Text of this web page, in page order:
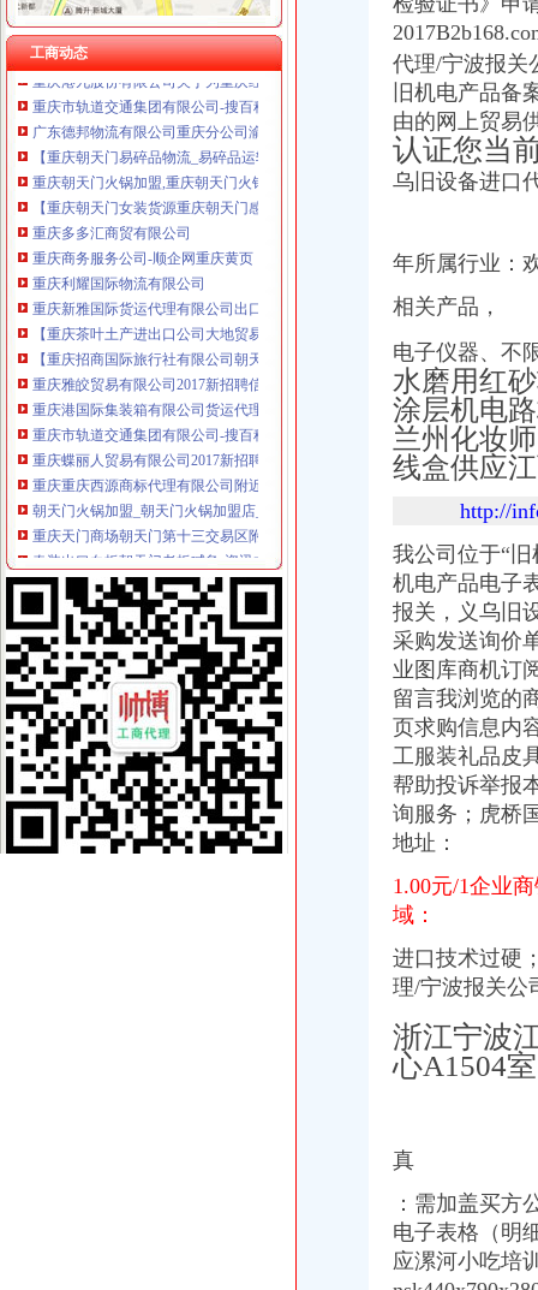
工商动态
重庆国际货运专线：重庆至马来西亚（单向）-重庆爱问分类
重庆港九股份有限公司关于为重庆经略实业有限责任公司提供担保的公
广东德邦物流有限公司重庆分公司渝中区朝天门营业部_广东德邦物流
【重庆朝天门易碎品物流_易碎品运输价格_易碎品托运电话】-重庆赶
重庆朝天门火锅加盟,重庆朝天门火锅代理,重庆朝天门火锅连锁加
【重庆朝天门女装货源重庆朝天门感女装代理女装货源】价格_厂家
重庆多多汇商贸有限公司
重庆商务服务公司-顺企网重庆黄页
重庆利耀国际物流有限公司
重庆新雅国际货运代理有限公司出口部
【重庆茶叶土产进出口公司大地贸易分公司】重庆茶叶土产进出口公
【重庆招商国际旅行社有限公司朝天门门市部】_重庆招商国际旅行社
重庆雅皎贸易有限公司2017新招聘信息_电话_地址-58企业名录
重庆港国际集装箱有限公司货运代理分公司|重庆港国际集装箱有限公司
重庆市轨道交通集团有限公司-搜百科
重庆蝶丽人贸易有限公司2017新招聘信息_电话_地址-58企业名录
重庆重庆西源商标代理有限公司附近酒店【携程酒店】_第7页
朝天门火锅加盟_朝天门火锅加盟店_朝天门火锅加盟费多少-中国连锁网
重庆天门商场朝天门第十三交易区附近酒店【携程酒店】
春装出口白板朝天门老板喊急-资讯中心-中国服装网
重庆微商服装代理一手货源重庆女孩服装批发-服装服饰-供求信息-中国
重庆科技类公司注册–爱帮网商务服务专题
【重庆商业贸易公司地图】重庆商业贸易公司大全,重庆商业贸易公
重庆国际货运专线：渝新欧进口平行车运输清关代理-重庆爱问分类
代办3000万公司执照转让代办3000万公司业务的费用-直辖市重庆咨
重庆港九股份有限公司关于为重庆经略实业有限责任公司提供担保的公
重庆港九股份有限公司关于为重庆经略实业有限责任公司提供担保的公
广东德邦物流有限公司重庆分公司渝中区朝天门营业部_广东德邦物流
关于内环高速子石出口位置,通往朝天门大桥匝道通车的事宜_重庆
【重庆林茂贸易有限公司新招聘信息】_聘网
【2014年重庆美购贸易有限公司新招聘信息_电话_地址】-赶集网
重庆服装代理公司_中国服装网
重庆国际货运专线：重庆至马来西亚（单向）-重庆爱问分类
重庆港九股份有限公司关于为重庆经略实业有限责任公司提供担保的公
重庆南岸茶园新区工商服务信息,提供新重庆南岸茶园新区财税服务
重庆重庆西源商标代理有限公司附近酒店【携程酒店】_第7页
重庆国际货运专线：重庆至马来西亚（单向）-重庆爱问分类
重庆港九股份有限公司关于为重庆经略实业有限责任公司提供担保的公
代理/宁波报关
旧机电产品备
由的网上贸易
认证您当
乌旧设备进口
年所属行业：
相关产品，
电子仪器、不
水磨用红
涂层机电
兰州化妆
线盒供应
http://
我公司位于“
机电产品电子
报关，义乌旧
采购发送询价
业图库商机订
留言我浏览的
页求购信息内
工服装礼品皮
帮助投诉举报
询服务；虎桥
地址：
1.00元/1企业
域：
进口技术过硬
理/宁波报关公
浙江宁波
心A1504
真
： 需加盖买方
电子表格（明
应漯河小吃培